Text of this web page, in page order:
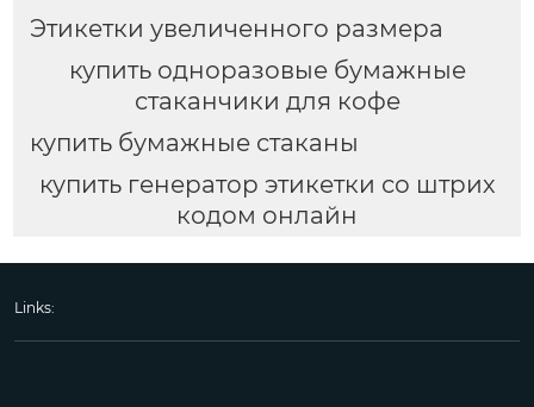
Этикетки увеличенного размера
купить одноразовые бумажные
стаканчики для кофе
купить бумажные стаканы
купить генератор этикетки со штрих
кодом онлайн
Links: